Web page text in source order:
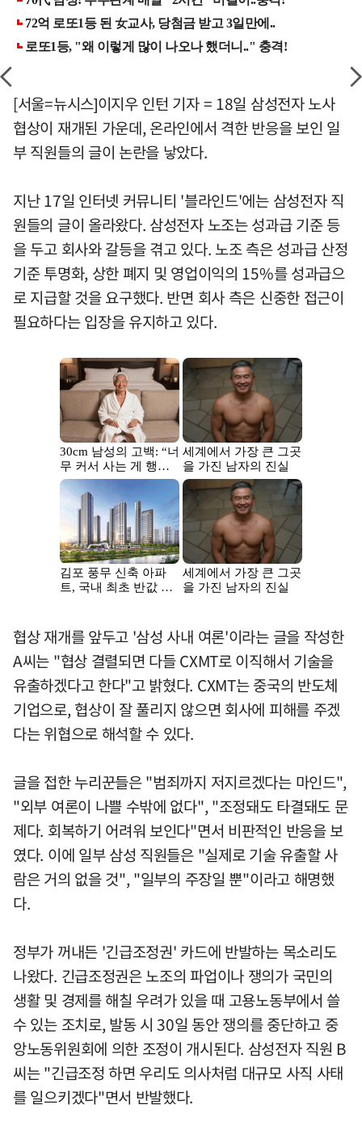
[서울=뉴시스]이지우 인턴 기자 = 18일 삼성전자 노사
협상이 재개된 가운데, 온라인에서 격한 반응을 보인 일
부 직원들의 글이 논란을 낳았다.
지난 17일 인터넷 커뮤니티 '블라인드'에는 삼성전자 직
원들의 글이 올라왔다. 삼성전자 노조는 성과급 기준 등
을 두고 회사와 갈등을 겪고 있다. 노조 측은 성과급 산정
기준 투명화, 상한 폐지 및 영업이익의 15%를 성과급으
로 지급할 것을 요구했다. 반면 회사 측은 신중한 접근이
필요하다는 입장을 유지하고 있다.
협상 재개를 앞두고 '삼성 사내 여론'이라는 글을 작성한
A씨는 "협상 결렬되면 다들 CXMT로 이직해서 기술을
유출하겠다고 한다"고 밝혔다. CXMT는 중국의 반도체
기업으로, 협상이 잘 풀리지 않으면 회사에 피해를 주겠
다는 위협으로 해석할 수 있다.
글을 접한 누리꾼들은 "범죄까지 저지르겠다는 마인드",
"외부 여론이 나쁠 수밖에 없다", "조정돼도 타결돼도 문
제다. 회복하기 어려워 보인다"면서 비판적인 반응을 보
였다. 이에 일부 삼성 직원들은 "실제로 기술 유출할 사
람은 거의 없을 것", "일부의 주장일 뿐"이라고 해명했
다.
정부가 꺼내든 '긴급조정권' 카드에 반발하는 목소리도
나왔다. 긴급조정권은 노조의 파업이나 쟁의가 국민의
생활 및 경제를 해칠 우려가 있을 때 고용노동부에서 쓸
수 있는 조치로, 발동 시 30일 동안 쟁의를 중단하고 중
앙노동위원회에 의한 조정이 개시된다. 삼성전자 직원 B
씨는 "긴급조정 하면 우리도 의사처럼 대규모 사직 사태
를 일으키겠다"면서 반발했다.